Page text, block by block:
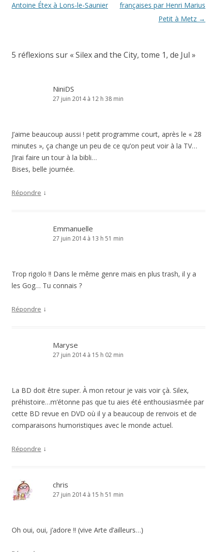
des
Antoine Étex à Lons-le-Saunier
françaises par Henri Marius
Petit à Metz →
5 réflexions sur «Silex and the City, tome 1, de Jul »
NiniDS
27 juin 2014 à 12 h 38 min
J’aime beaucoup aussi ! petit programme court, après le « 28
minutes », ça change un peu de ce qu’on peut voir à la TV…
J’irai faire un tour à la bibli…
Bises, belle journée.
Répondre ↓
Emmanuelle
27 juin 2014 à 13 h 51 min
Trop rigolo !! Dans le même genre mais en plus trash, il y a
les Gog… Tu connais ?
Répondre ↓
Maryse
27 juin 2014 à 15 h 02 min
La BD doit être super. À mon retour je vais voir çà. Silex,
préhistoire…m’étonne pas que tu aies été enthousiasmée par
cette BD revue en DVD où il y a beaucoup de renvois et de
comparaisons humoristiques avec le monde actuel.
Répondre ↓
chris
27 juin 2014 à 15 h 51 min
Oh oui, oui, j’adore !! (vive Arte d’ailleurs…)